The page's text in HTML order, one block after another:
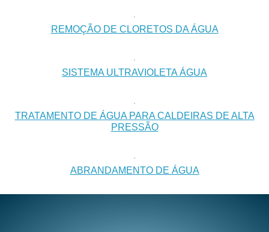
REMOÇÃO DE CLORETOS DA ÁGUA
SISTEMA ULTRAVIOLETA ÁGUA
TRATAMENTO DE ÁGUA PARA CALDEIRAS DE ALTA
PRESSÃO
ABRANDAMENTO DE ÁGUA